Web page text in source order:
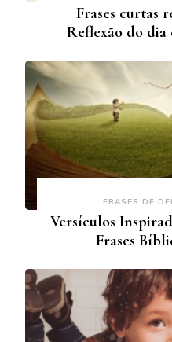
Frases curtas
Reflexão do dia
FRASES DE
Versículos
Frases